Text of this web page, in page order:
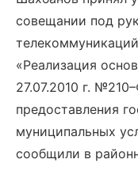
совещании под
«Реализация
27.07.2010 г.
предоставления
муниципальных
сообщили в